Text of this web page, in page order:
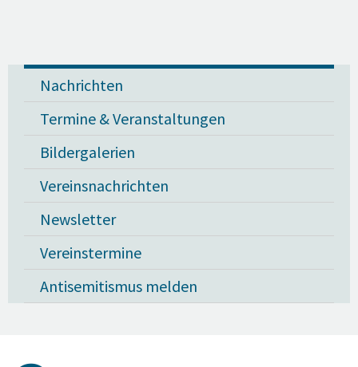
Nachrichten
Termine & Veranstaltungen
Bildergalerien
Vereinsnachrichten
Newsletter
Vereinstermine
Antisemitismus melden